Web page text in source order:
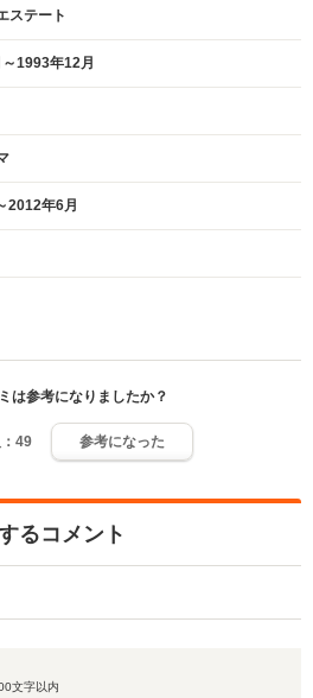
ステート
1993年12月
2012年6月
は参考になりましたか？
49 参考になった
るコメント
文字以内